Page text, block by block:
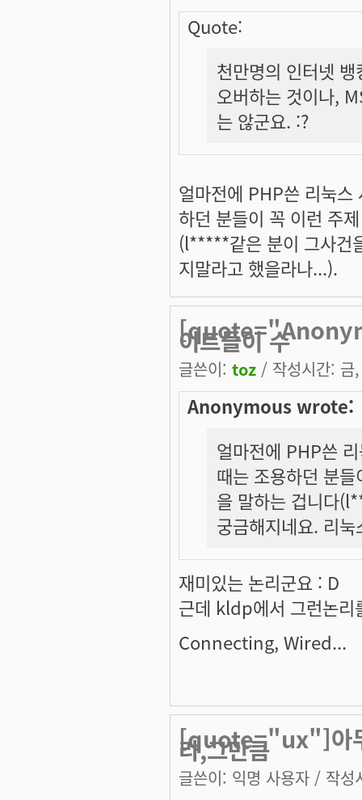
Quote:
천만명의 인터넷
오버하는 것이나,
는 않군요. :?
얼마전에 PHP쓴 리눅스
하던 분들이 꼭 이런 주
(l*****같은 분이 그사건
지말라고 했을라나...).
이트들이 수
글쓴이: toz / 작성시간:
Anonymous wrote:
얼마전에 PHP쓴
때는 조용하던 분
을 말하는 겁니다
궁금해지네요. 리
재미있는 논리군요 : D
근데 kldp에서 그런논리
Connecting, Wired...
[quote="ux"]아무
라,그만큼
글쓴이: 익명 사용자 / 작성